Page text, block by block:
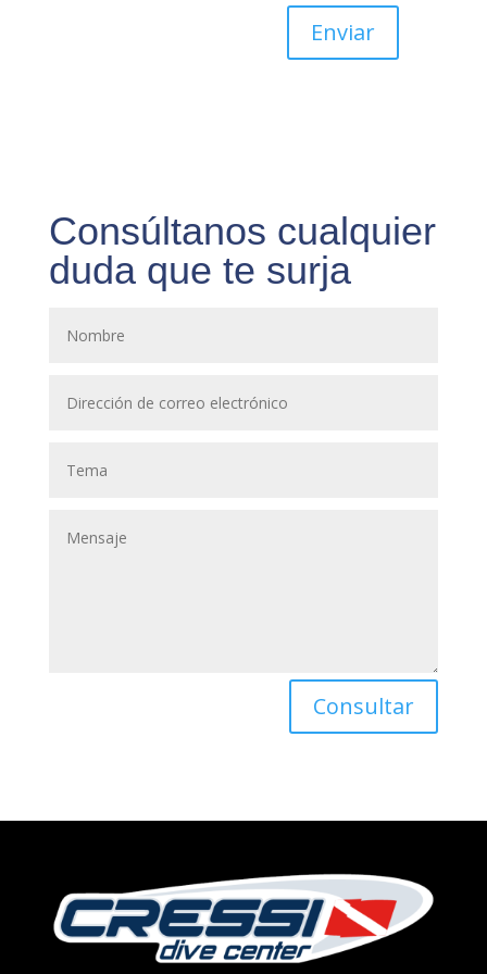
Enviar
Consúltanos cualquier
duda que te surja
Consultar